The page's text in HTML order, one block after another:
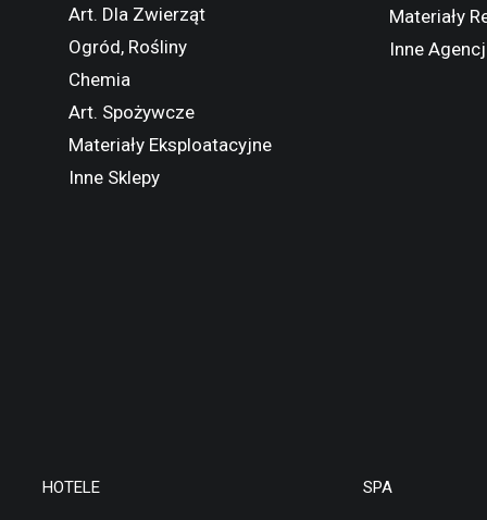
Art. Dla Zwierząt
Ogród, Rośliny
Chemia
Art. Spożywcze
Materiały Eksploatacyjne
Inne Sklepy
Materiały
Inne
HOTELE SPA